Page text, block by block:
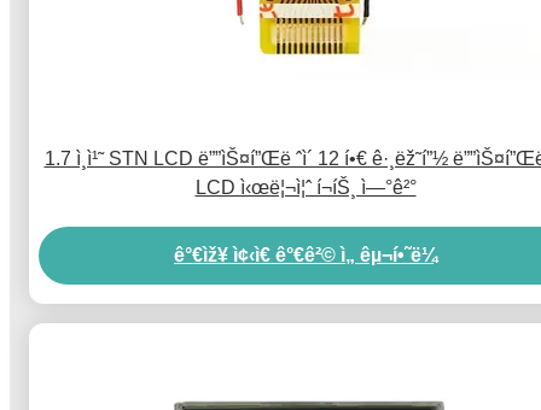
1.7 ì¸ì¹˜ STN LCD ë””ìŠ¤í”Œë ˆì´ 12 í•€ ê·¸ëž˜í”½ ë””ìŠ¤í”Œë
LCD ì‹œë¦¬ì¦ˆ í¬íŠ¸ ì—°ê²°
ê°€ìž¥ ì¢‹ì€ ê°€ê²© ì„ êµ¬í•˜ë¼